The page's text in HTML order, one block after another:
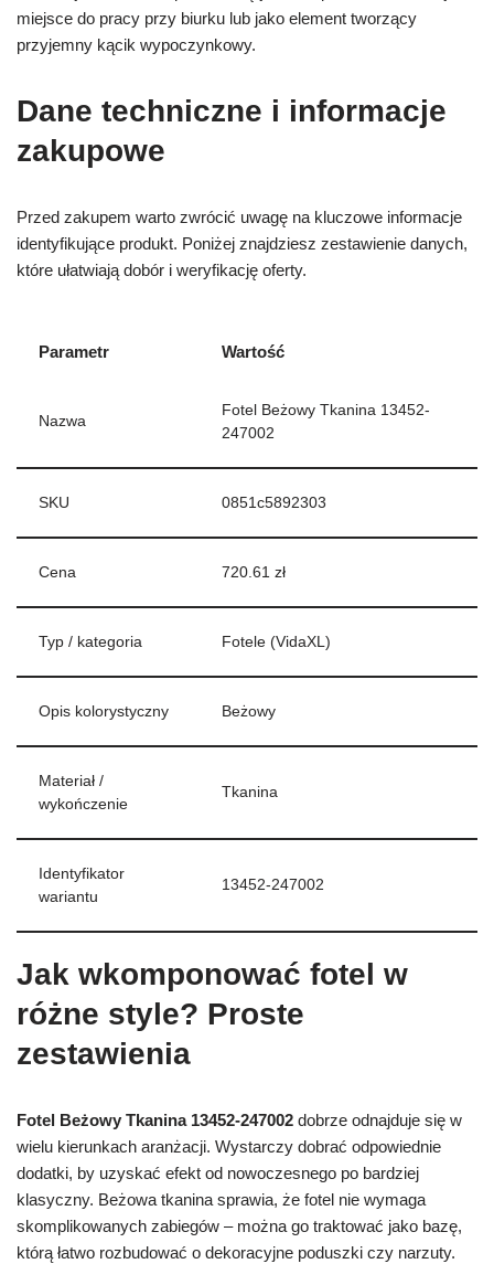
miejsce do pracy przy biurku lub jako element tworzący
przyjemny kącik wypoczynkowy.
Dane techniczne i informacje
zakupowe
Przed zakupem warto zwrócić uwagę na kluczowe informacje
identyfikujące produkt. Poniżej znajdziesz zestawienie danych,
które ułatwiają dobór i weryfikację oferty.
Parametr Wartość
Nazwa
Fotel Beżowy Tkanina 13452-
247002
SKU 0851c5892303
Cena 720.61 zł
Typ / kategoria Fotele (VidaXL)
Opis kolorystyczny Beżowy
Materiał /
wykończenie
Tkanina
Identyfikator
wariantu
13452-247002
Jak wkomponować fotel w
różne style? Proste
zestawienia
Fotel Beżowy Tkanina 13452-247002 dobrze odnajduje się w
wielu kierunkach aranżacji. Wystarczy dobrać odpowiednie
dodatki, by uzyskać efekt od nowoczesnego po bardziej
klasyczny. Beżowa tkanina sprawia, że fotel nie wymaga
skomplikowanych zabiegów – można go traktować jako bazę,
którą łatwo rozbudować o dekoracyjne poduszki czy narzuty.